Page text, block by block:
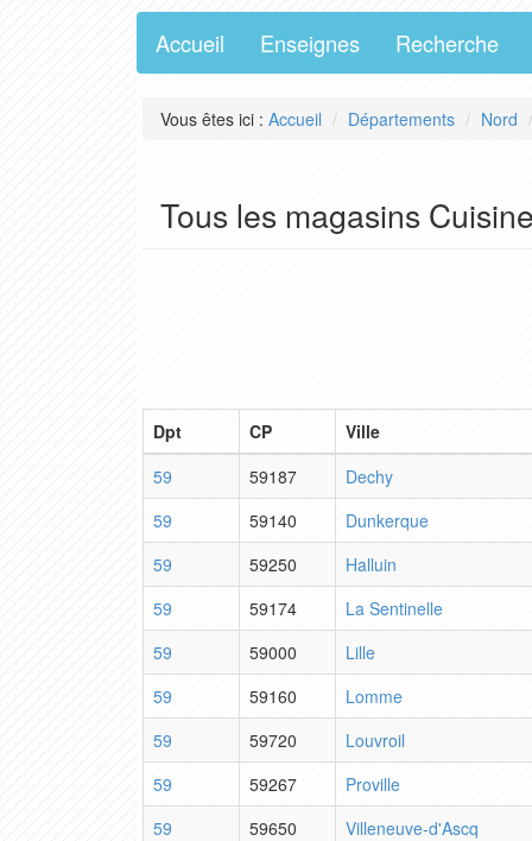
Accueil Enseignes Recherche
Vous êtes ici : Accueil Départements Nord
Tous les magasins
Dpt CP
Ville
59
59187
Dechy
59
59140
Dunkerque
59
59250
Halluin
59
59174
La Sentinelle
59
59000
Lille
59
59160
Lomme
59
59720
Louvroil
59
59267
Proville
59
59650 Villeneuve-d'Ascq